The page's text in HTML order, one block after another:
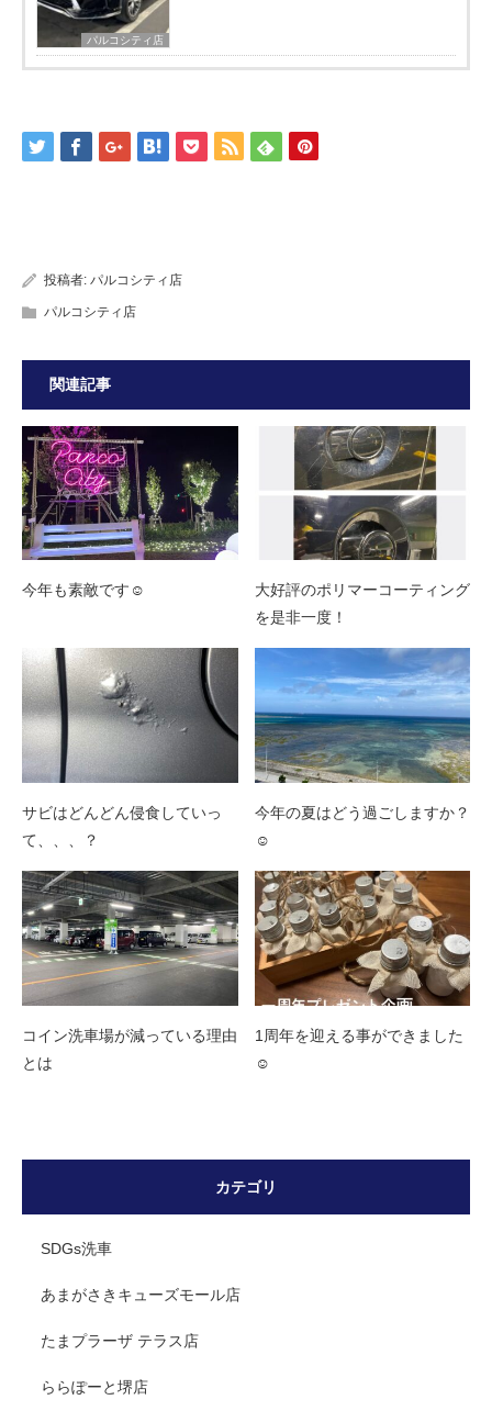
パルコシティ店
投稿者: パルコシティ店
パルコシティ店
関連記事
今年も素敵です☺️
大好評のポリマーコーティング
を是非一度！
サビはどんどん侵食していっ
て、、、？
今年の夏はどう過ごしますか？
☺️
コイン洗車場が減っている理由
とは
1周年を迎える事ができました
☺️
カテゴリ
SDGs洗車
あまがさきキューズモール店
たまプラーザ テラス店
ららぽーと堺店